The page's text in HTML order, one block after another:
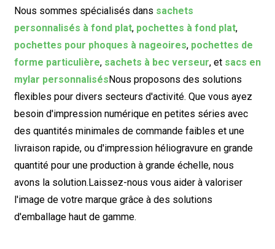
Nous sommes spécialisés dans sachets
personnalisés à fond plat, pochettes à fond plat,
pochettes pour phoques à nageoires, pochettes de
forme particulière, sachets à bec verseur, et sacs en
mylar personnalisésNous proposons des solutions
flexibles pour divers secteurs d'activité. Que vous ayez
besoin d'impression numérique en petites séries avec
des quantités minimales de commande faibles et une
livraison rapide, ou d'impression héliogravure en grande
quantité pour une production à grande échelle, nous
avons la solution.Laissez-nous vous aider à valoriser
l'image de votre marque grâce à des solutions
d'emballage haut de gamme.